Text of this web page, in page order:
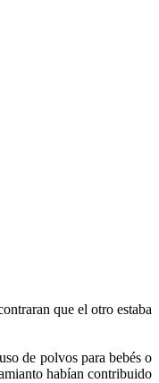
que el otro estaba
de polvos para bebés o
habían contribuido